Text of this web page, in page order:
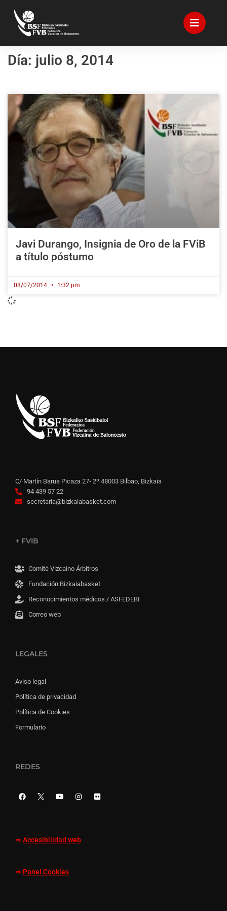
Día: julio 8, 2014
Javi Durango, Insignia de Oro de la FViB
a título póstumo
08/07/2014 1:32 pm
C/ Martín Barua Picaza 27- 2º 48003 Bilbao, Bizkaia
94 439 57 22
secretaria@bizkaiabasket.com
+ FVIB
Comité Vizcaíno Árbitros
Fundación Bizkaiabasket
Reconocimientos médicos / ASFEDEBI
Correo web
LEGALES
Aviso legal
Política de privacidad
Política de Cookies
Formulario
REDES
⇒ Accesibilidad web
⇒ Panel Cookies